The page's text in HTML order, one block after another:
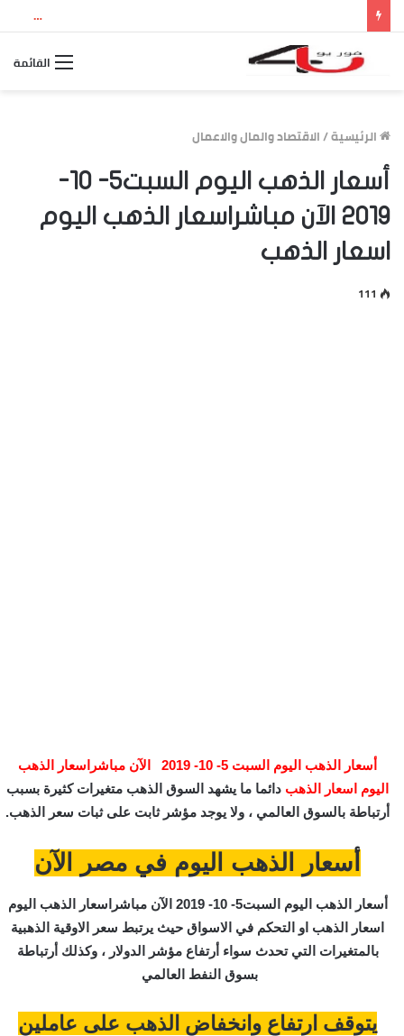
نتيجة الثانوية العامة 2026 بالاسم ورقم الجلوس.. استعلم الآن عن درجاتك والمجموع الكلي
القائمة
الرئيسية/الاقتصاد والمال والاعمال
أسعار الذهب اليوم السبت5- 10-
2019 الآن مباشراسعار الذهب اليوم
اسعار الذهب
111
أسعار الذهب اليوم السبت 5- 10- 2019 الآن مباشراسعار الذهب
اليوم اسعار الذهب دائما ما يشهد السوق الذهب متغيرات كثيرة بسبب
أرتباطة بالسوق العالمي ، ولا يوجد مؤشر ثابت على ثبات سعر الذهب.
أسعار الذهب اليوم في مصر الآن
أسعار الذهب اليوم السبت5- 10- 2019 الآن مباشراسعار الذهب اليوم
اسعار الذهب او التحكم في الاسواق حيث يرتبط سعر الاوقية الذهبية
بالمتغيرات التي تحدث سواء أرتفاع مؤشر الدولار ، وكذلك أرتباطة
بسوق النفط العالمي
يتوقف ارتفاع وانخفاض الذهب على عاملين